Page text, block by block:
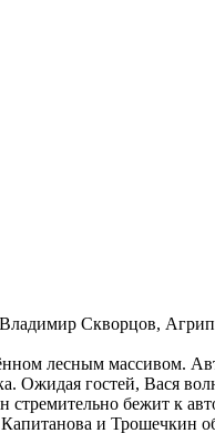
Скворцов,
лесным массивом.
Ожидая гостей, Вася
бежит к
и